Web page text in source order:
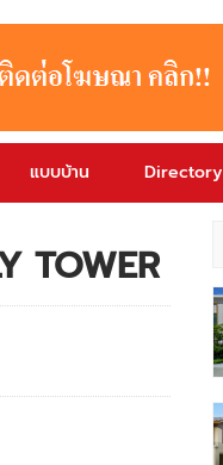
แบบบ้าน Directory
TOWER